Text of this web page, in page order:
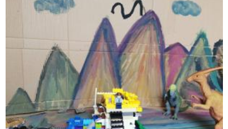
Nebezpečné objevy dobrodruha Mathea, který zkoumá
a přitom natáčí ty nejbezpečnější místa světa. Dnešním
objevem je největší sopka – Mia, kterou hlídá stádo
dinosaurů. Jak to dopadlo se podívejte sami…!